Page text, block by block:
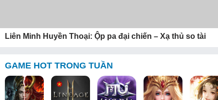
Liên Minh Huyền Thoại: Ộp pa đại chiến – Xạ thủ so tài
GAME HOT TRONG TUẦN